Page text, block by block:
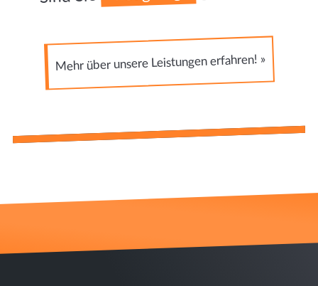
Mehr über unsere Leistungen erfahren! »